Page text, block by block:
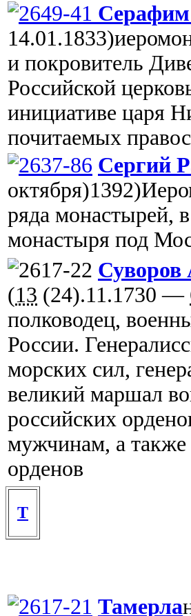
14.01.
и покровитель
Российской
инициативе царя
почитаемых
Сергий
ряда монастырей,
монастыря под
Суворов
(13 (24).11.1730 —
полководец,
России.
морских сил,
великий маршал
российских
мужчинам, а
орденов
Т
Тамерла